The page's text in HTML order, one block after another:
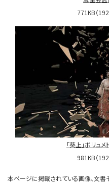
771KB（
「葵上」ボリュ
981KB（
本ページに掲載されている画像、文書